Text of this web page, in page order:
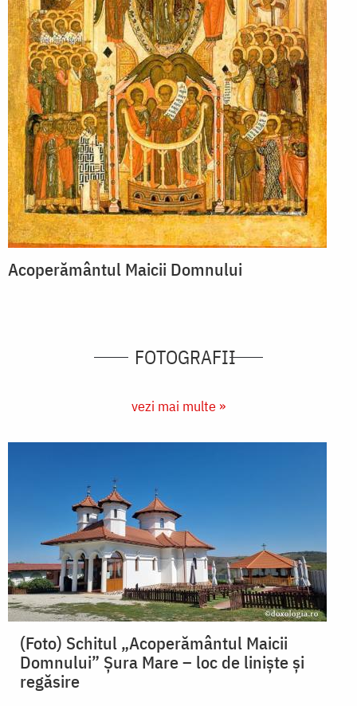
Acoperământul Maicii Domnului
FOTOGRAFII
vezi mai multe »
(Foto) Schitul „Acoperământul Maicii
Domnului” Șura Mare – loc de liniște și
regăsire